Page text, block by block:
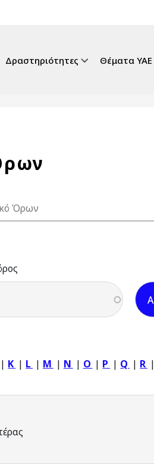
Δραστηριότητες Θέματα ΥΑΕ
Όρων
| K | L | M | N | O | P | Q | R |